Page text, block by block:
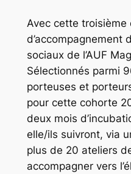
Avec cette troisième
d’accompagnement
sociaux de l’AUF
Sélectionnés parmi
porteuses et
pour cette cohorte
deux mois
elle/ils suivront, via
plus de 20 ateliers
accompagner vers